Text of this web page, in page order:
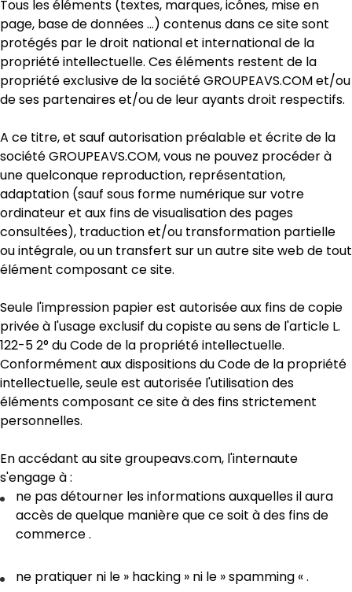
Tous les éléments (textes, marques, icônes, mise en
page, base de données …) contenus dans ce site sont
protégés par le droit national et international de la
propriété intellectuelle. Ces éléments restent de la
propriété exclusive de la société GROUPEAVS.COM et/ou
de ses partenaires et/ou de leur ayants droit respectifs.
A ce titre, et sauf autorisation préalable et écrite de la
société GROUPEAVS.COM, vous ne pouvez procéder à
une quelconque reproduction, représentation,
adaptation (sauf sous forme numérique sur votre
ordinateur et aux fins de visualisation des pages
consultées), traduction et/ou transformation partielle
ou intégrale, ou un transfert sur un autre site web de tout
élément composant ce site.
Seule l'impression papier est autorisée aux fins de copie
privée à l'usage exclusif du copiste au sens de l'article L.
122-5 2° du Code de la propriété intellectuelle.
Conformément aux dispositions du Code de la propriété
intellectuelle, seule est autorisée l'utilisation des
éléments composant ce site à des fins strictement
personnelles.
En accédant au site groupeavs.com, l'internaute
s'engage à :
ne pas détourner les informations auxquelles il aura
accès de quelque manière que ce soit à des fins de
commerce .
ne pratiquer ni le » hacking » ni le » spamming « .